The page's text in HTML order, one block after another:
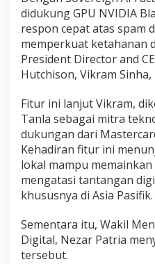
didukung GPU NVIDIA
respon cepat atas spam
memperkuat ketahanan
President Director and
Hutchison, Vikram Sinha,
Fitur ini lanjut Vikram,
Tanla sebagai mitra
dukungan dari
Kehadiran fitur ini
lokal mampu
mengatasi tantangan
khususnya di Asia Pasifik.
Sementara itu, Wakil
Digital, Nezar Patria
tersebut.